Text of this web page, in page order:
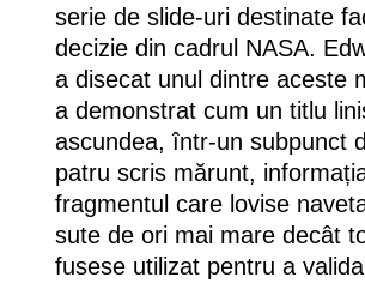
serie de slide-uri destinate
decizie din cadrul NASA.
a disecat unul dintre aceste
a demonstrat cum un titlu
ascundea, într-un subpunct
patru scris mărunt,
fragmentul care lovise
sute de ori mai mare decât
fusese utilizat pentru a valida